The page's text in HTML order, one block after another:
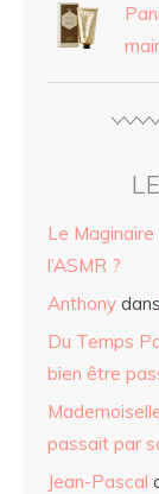
Le Maginaire
l’ASMR ?
Anthony dans
Du Temps
bien être
passait par
Jean-Pascal